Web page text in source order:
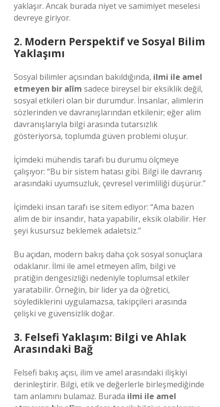
yaklaşır. Ancak burada niyet ve samimiyet meselesi
devreye giriyor.
2. Modern Perspektif ve Sosyal Bilim
Yaklaşımı
Sosyal bilimler açısından bakıldığında, ilmi ile amel
etmeyen bir alîm sadece bireysel bir eksiklik değil,
sosyal etkileri olan bir durumdur. İnsanlar, alimlerin
sözlerinden ve davranışlarından etkilenir; eğer alim
davranışlarıyla bilgi arasında tutarsızlık
gösteriyorsa, toplumda güven problemi oluşur.
İçimdeki mühendis tarafı bu durumu ölçmeye
çalışıyor: “Bu bir sistem hatası gibi. Bilgi ile davranış
arasındaki uyumsuzluk, çevresel verimliliği düşürür.”
İçimdeki insan tarafı ise sitem ediyor: “Ama bazen
alim de bir insandır, hata yapabilir, eksik olabilir. Her
şeyi kusursuz beklemek adaletsiz.”
Bu açıdan, modern bakış daha çok sosyal sonuçlara
odaklanır. İlmi ile amel etmeyen alîm, bilgi ve
pratiğin dengesizliği nedeniyle toplumsal etkiler
yaratabilir. Örneğin, bir lider ya da öğretici,
söylediklerini uygulamazsa, takipçileri arasında
çelişki ve güvensizlik doğar.
3. Felsefi Yaklaşım: Bilgi ve Ahlak
Arasındaki Bağ
Felsefi bakış açısı, ilim ve amel arasındaki ilişkiyi
derinleştirir. Bilgi, etik ve değerlerle birleşmediğinde
tam anlamını bulamaz. Burada ilmi ile amel